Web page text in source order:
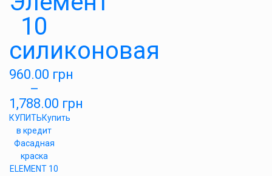
10
силиконовая
960.00 грн
–
1,788.00 грн
КУПИТЬКупить
в кредит
Фасадная
краска
ELEMENT 10